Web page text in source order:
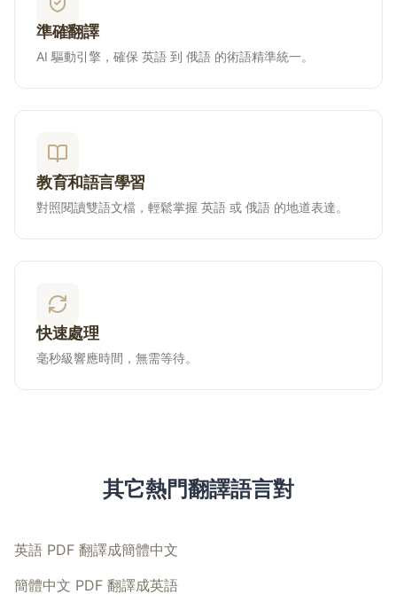
準確翻譯
AI 驅動引擎，確保 英語 到 俄語 的術語精準統一。
教育和語言學習
對照閱讀雙語文檔，輕鬆掌握 英語 或 俄語 的地道表達。
快速處理
毫秒級響應時間，無需等待。
其它熱門翻譯語言對
英語 PDF 翻譯成簡體中文
簡體中文 PDF 翻譯成英語